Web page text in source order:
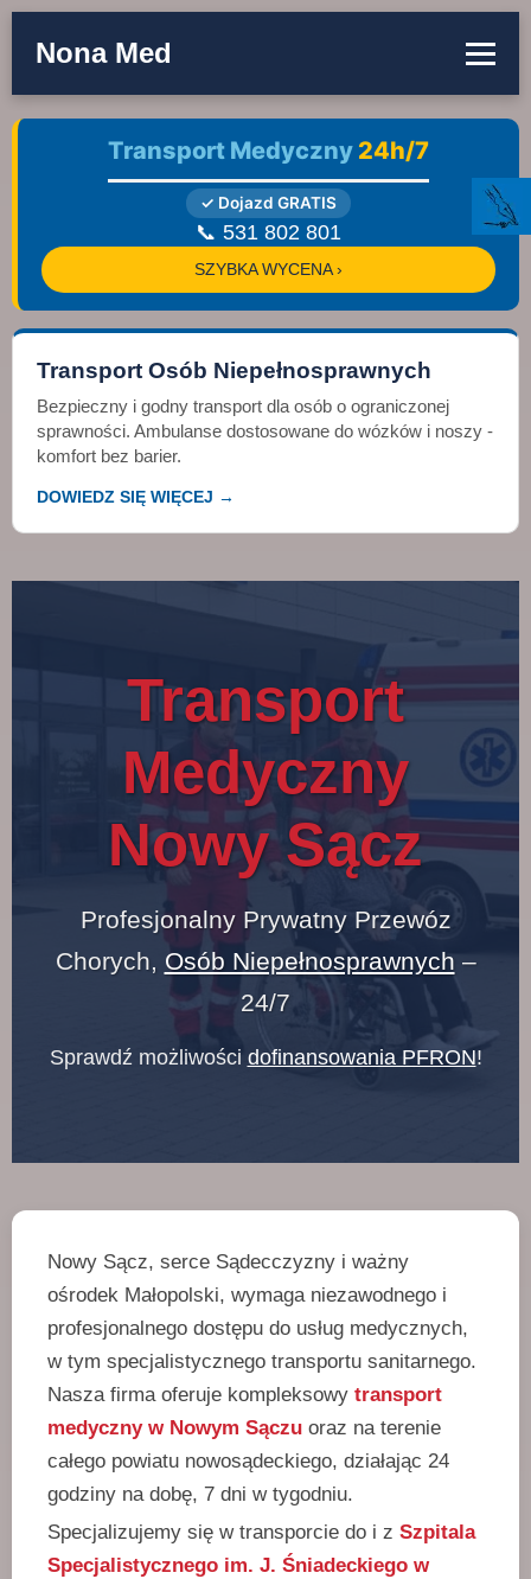
Nona Med
Transport Medyczny 24h/7
✓ Dojazd GRATIS
📞 531 802 801
SZYBKA WYCENA ›
Transport Osób Niepełnosprawnych
Bezpieczny i godny transport dla osób o ograniczonej
sprawności. Ambulanse dostosowane do wózków i noszy -
komfort bez barier.
DOWIEDZ SIĘ WIĘCEJ →
Transport
Medyczny
Nowy Sącz
Profesjonalny Prywatny Przewóz
Chorych, Osób Niepełnosprawnych –
24/7
Sprawdź możliwości dofinansowania PFRON!
Nowy Sącz, serce Sądecczyzny i ważny
ośrodek Małopolski, wymaga niezawodnego i
profesjonalnego dostępu do usług medycznych,
w tym specjalistycznego transportu sanitarnego.
Nasza firma oferuje kompleksowy transport
medyczny w Nowym Sączu oraz na terenie
całego powiatu nowosądeckiego, działając 24
godziny na dobę, 7 dni w tygodniu.
Specjalizujemy się w transporcie do i z Szpitala
Specjalistycznego im. J. Śniadeckiego w